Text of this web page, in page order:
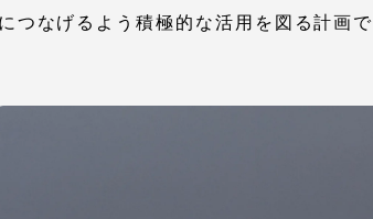
つなげるよう積極的な活用を図る計画で